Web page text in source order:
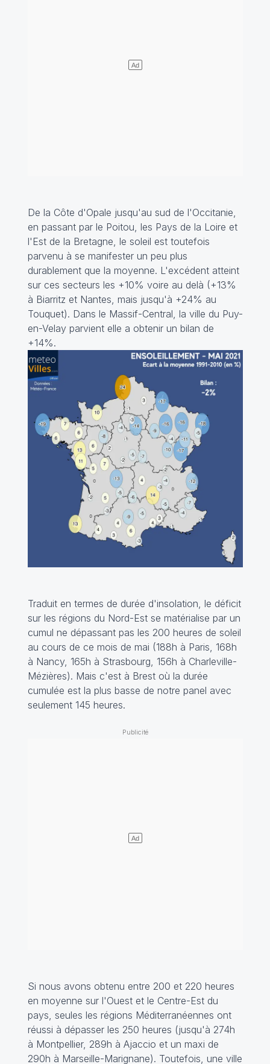
De la Côte d'Opale jusqu'au sud de l'Occitanie,
en passant par le Poitou, les Pays de la Loire et
l'Est de la Bretagne, le soleil est toutefois
parvenu à se manifester un peu plus
durablement que la moyenne. L'excédent atteint
sur ces secteurs les +10% voire au delà (+13%
à Biarritz et Nantes, mais jusqu'à +24% au
Touquet). Dans le Massif-Central, la ville du Puy-
en-Velay parvient elle a obtenir un bilan de
+14%.
Traduit en termes de durée d'insolation, le déficit
sur les régions du Nord-Est se matérialise par un
cumul ne dépassant pas les 200 heures de soleil
au cours de ce mois de mai (188h à Paris, 168h
à Nancy, 165h à Strasbourg, 156h à Charleville-
Mézières). Mais c'est à Brest où la durée
cumulée est la plus basse de notre panel avec
seulement 145 heures.
Si nous avons obtenu entre 200 et 220 heures
en moyenne sur l'Ouest et le Centre-Est du
pays, seules les régions Méditerranéennes ont
réussi à dépasser les 250 heures (jusqu'à 274h
à Montpellier, 289h à Ajaccio et un maxi de
290h à Marseille-Marignane). Toutefois, une ville